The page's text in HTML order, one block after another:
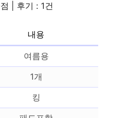
| 후기 : 1건
내용
여름용
1개
킹